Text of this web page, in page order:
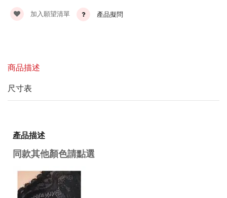
加入願望清單 產品擬問
商品描述
尺寸表
產品描述
同款其他顏色請點選